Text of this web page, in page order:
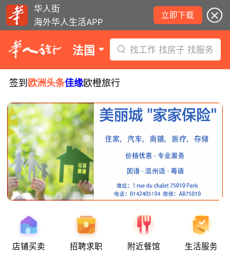
华人街
海外华人生活APP
立即下载
法国 找工作 找房子 找服务
签到 欧洲头条佳缘欧橙旅行
店铺买卖 招聘求职 附近餐馆 生活服务
8月6日要闻：法国医学实习名额大增！